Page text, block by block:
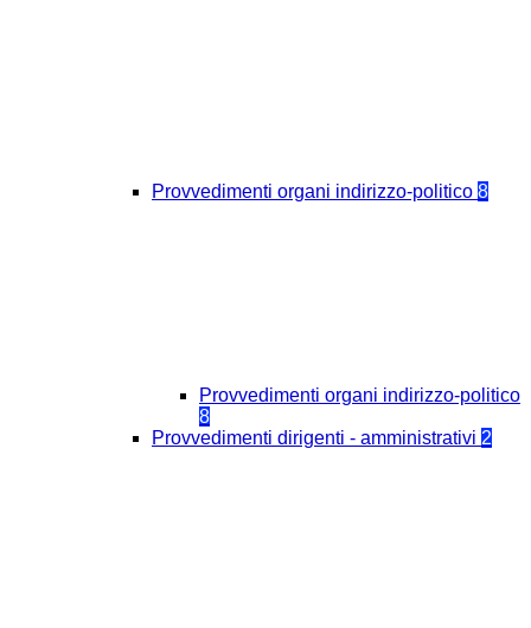
Provvedimenti organi indirizzo-politico 8
Provvedimenti organi indirizzo-politico
8
Provvedimenti dirigenti - amministrativi 2